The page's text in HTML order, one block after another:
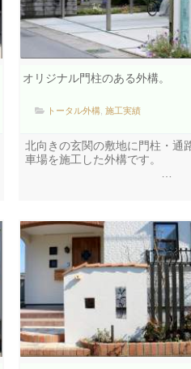
オリジナル門柱のある外構。
トータル外構 ,施工実績
北向きの玄関の敷地に門柱・通
車場を施工した外構です。